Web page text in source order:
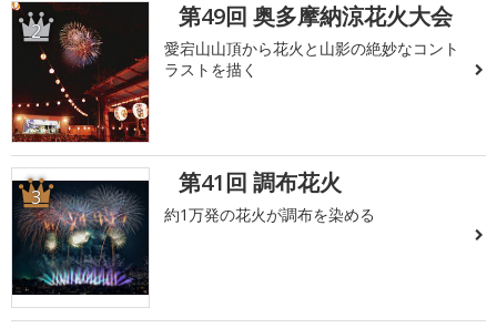
2 第49回 奥多摩納涼花火大会
愛宕山山頂から花火と山影の絶妙なコント
ラストを描く
3 第41回 調布花火
約1万発の花火が調布を染める